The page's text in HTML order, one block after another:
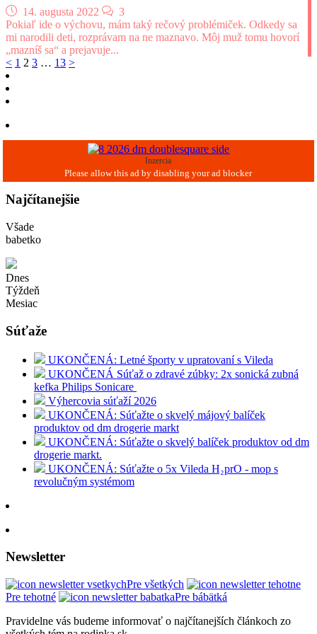
14. augusta 2022
3
Pokiaľ ide o výchovu, mám taký rečový problémiček. Odkedy sa
mi narodili deti, rozprávam na ne maznavo. Môj muž tomu hovorí
„mazníš sa“ a prejavuje...
Navigácia
v
článkoch
< 1 2 3 … 13 >
Inzercia
Najčítanejšie
Všade
babetko
Dnes
Týždeň
Mesiac
Súťaže
UKONČENÁ: Letné športy v upratovaní s Vileda
UKONČENÁ Súťaž o zdravé zúbky: 2x sonická zubná
kefka Philips Sonicare
Výhercovia súťaží 2026
UKONČENÁ: Súťažte o skvelý májový balíček
produktov od dm drogerie markt
UKONČENÁ: Súťažte o skvelý balíček produktov od dm
drogerie markt.
UKONČENÁ: Súťažte o 5x Vileda H₂prO - mop s
revolučným systémom
Newsletter
Pre všetkých
Pre tehotné
Pre bábätká
Pravidelne vás budeme informovať o najčítanejších článkoch zo